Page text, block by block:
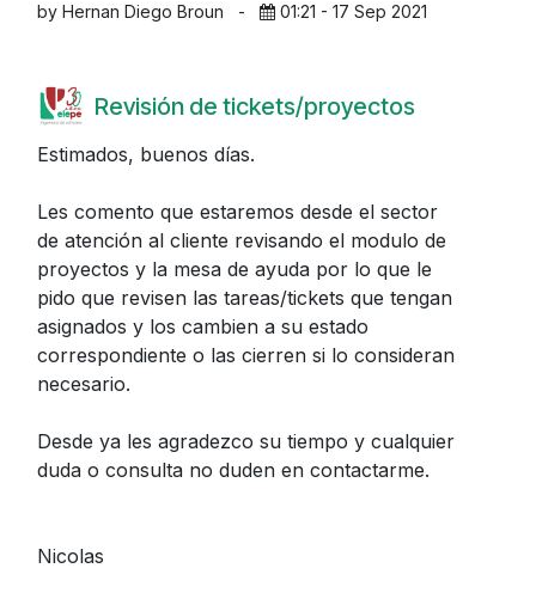
by Hernan Diego Broun - 01:21 - 17 Sep 2021
Revisión de tickets/proyectos
Estimados, buenos días.
Les comento que estaremos desde el sector
de atención al cliente revisando el modulo de
proyectos y la mesa de ayuda por lo que le
pido que revisen las tareas/tickets que tengan
asignados y los cambien a su estado
correspondiente o las cierren si lo consideran
necesario.
Desde ya les agradezco su tiempo y cualquier
duda o consulta no duden en contactarme.
Nicolas